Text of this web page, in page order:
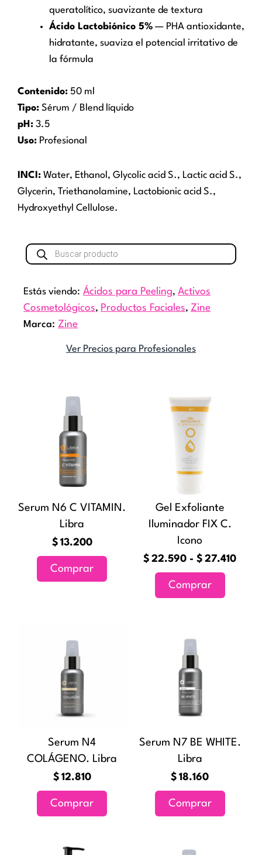
queratolítico, suavizante de textura
Ácido Lactobiónico 5% — PHA antioxidante,
hidratante, suaviza el potencial irritativo de
la fórmula
Contenido: 50 ml
Tipo: Sérum / Blend líquido
pH: 3.5
Uso: Profesional
INCI: Water, Ethanol, Glycolic acid S., Lactic acid S.,
Glycerin, Triethanolamine, Lactobionic acid S.,
Hydroxyethyl Cellulose.
Búsqueda
de
Estás viendo: Ácidos para Peeling, Activos
Cosmetológicos, Productos Faciales, Zine
Marca: Zine
Ver Precios para Profesionales
Serum N6 C VITAMIN.
Libra
$ 13.200
Comprar
Gel Exfoliante
Iluminador FIX C.
Icono
$ 22.590 - $ 27.410
Comprar
pueden
en
la
Serum N4
COLÁGENO. Libra
$ 12.810
Comprar
Serum N7 BE WHITE.
Libra
$ 18.160
Comprar